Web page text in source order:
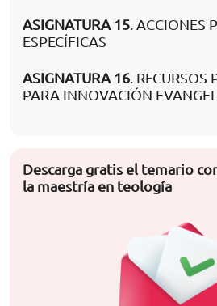
ASIGNATURA 15. ACCIONES
ESPECÍFICAS
ASIGNATURA 16. RECURSOS
PARA INNOVACIÓN
Descarga gratis el temario
la maestría en teología